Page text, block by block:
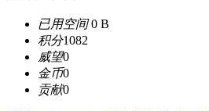
已用空间0 B
积分1082
威望0
金币0
贡献0